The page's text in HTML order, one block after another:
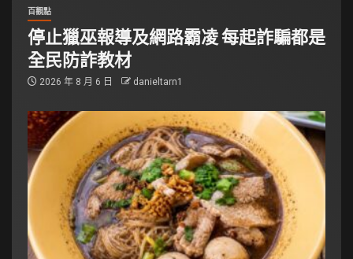
百觀點
停止獵巫報導及網路霸凌 每起詐騙都是
全民防詐教材
2026 年 8 月 6 日 danieltarn1